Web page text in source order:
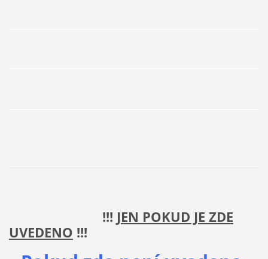
!!! JEN POKUD JE ZDE
UVEDENO !!!